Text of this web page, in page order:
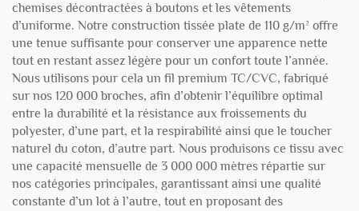
chemises décontractées à boutons et les vêtements
d’uniforme. Notre construction tissée plate de 110 g/m² offre
une tenue suffisante pour conserver une apparence nette
tout en restant assez légère pour un confort toute l’année.
Nous utilisons pour cela un fil premium TC/CVC, fabriqué
sur nos 120 000 broches, afin d’obtenir l’équilibre optimal
entre la durabilité et la résistance aux froissements du
polyester, d’une part, et la respirabilité ainsi que le toucher
naturel du coton, d’autre part. Nous produisons ce tissu avec
une capacité mensuelle de 3 000 000 mètres répartie sur
nos catégories principales, garantissant ainsi une qualité
constante d’un lot à l’autre, tout en proposant des